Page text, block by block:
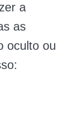
a
as
oculto ou